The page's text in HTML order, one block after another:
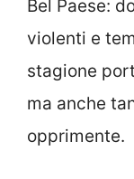
Bel Paese:
violenti e
stagione
ma anche
opprimente.